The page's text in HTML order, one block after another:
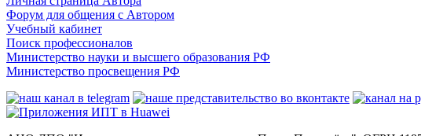
Форум для общения с Автором
Учебный кабинет
Поиск профессионалов
Министерство науки и высшего образования РФ
Министерство просвещения РФ